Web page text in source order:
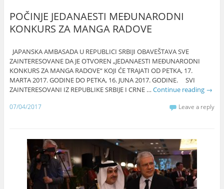
POČINJE JEDANAESTI MEĐUNARODNI
KONKURS ZA MANGA RADOVE
JAPANSKA AMBASADA U REPUBLICI SRBIJI OBAVEŠTAVA SVE
ZAINTERESOVANE DA JE OTVOREN „JEDANAESTI MEĐUNARODNI
KONKURS ZA MANGA RADOVE“ KOJI ĆE TRAJATI OD PETKA, 17.
MARTA 2017. GODINE DO PETKA, 16. JUNA 2017. GODINE. SVI
ZAINTERESOVANI IZ REPUBLIKE SRBIJE I CRNE … Continue reading →
07/04/2017 Leave a reply